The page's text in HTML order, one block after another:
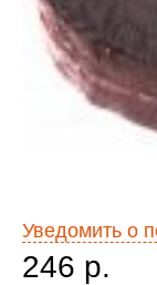
Уведомить о
246 р.